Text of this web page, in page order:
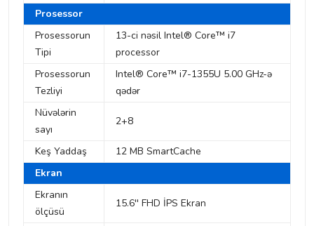
Prosessor
Prosessorun
Tipi
13-ci nəsil Intel® Core™ i7
processor
Prosessorun
Tezliyi
Intel® Core™ i7-1355U 5.00 GHz-ə
qədər
Nüvələrin
sayı
2+8
Keş Yaddaş
12 MB SmartCache
Ekran
Ekranın
ölçüsü
15.6'' FHD İPS Ekran